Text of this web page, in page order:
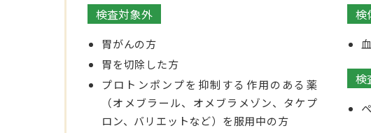
検査対象外
胃がんの方
胃を切除した方
プロトンポンプを抑制する作用のある薬
（オメブラール、オメブラメゾン、タケプ
ロン、バリエットなど）を服用中の方
検
検